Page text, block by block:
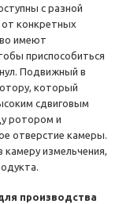
с разной
от конкретных
имеют
приспособиться
Подвижный в
который
сдвиговым
ротором и
отверстие камеры.
измельчения,
производства